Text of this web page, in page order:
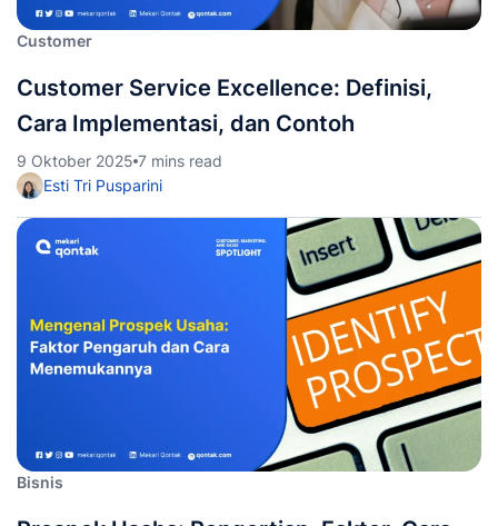
Customer
Customer Service Excellence: Definisi,
Cara Implementasi, dan Contoh
9 Oktober 2025 7 mins read
Esti Tri Pusparini
Bisnis